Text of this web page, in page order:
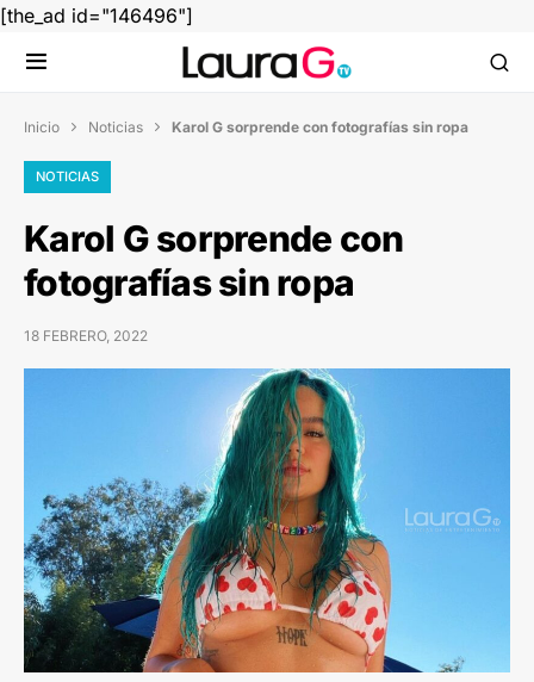
[the_ad id="146496"]
Inicio  Noticias  Karol G sorprende con fotografías sin ropa
NOTICIAS
Karol G sorprende con
fotografías sin ropa
18 FEBRERO, 2022